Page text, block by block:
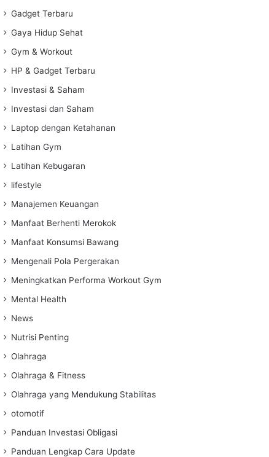
Gadget Terbaru
Gaya Hidup Sehat
Gym & Workout
HP & Gadget Terbaru
Investasi & Saham
Investasi dan Saham
Laptop dengan Ketahanan
Latihan Gym
Latihan Kebugaran
lifestyle
Manajemen Keuangan
Manfaat Berhenti Merokok
Manfaat Konsumsi Bawang
Mengenali Pola Pergerakan
Meningkatkan Performa Workout Gym
Mental Health
News
Nutrisi Penting
Olahraga
Olahraga & Fitness
Olahraga yang Mendukung Stabilitas
otomotif
Panduan Investasi Obligasi
Panduan Lengkap Cara Update